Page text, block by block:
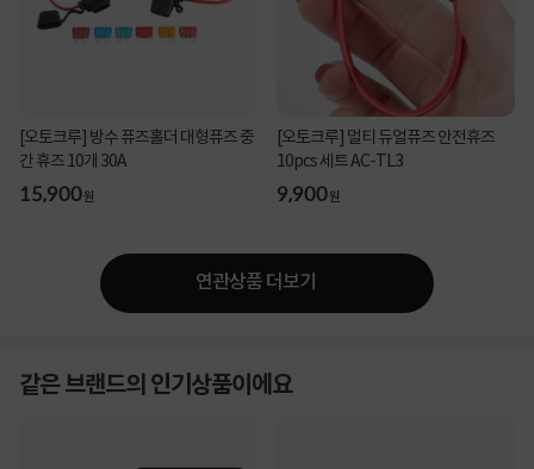
[오토크루] 방수 퓨즈홀더 대형퓨즈 중
간 휴즈 10개 30A
15,900원
[오토크루] 멀티 듀얼퓨즈 안전휴즈
10pcs 세트 AC-TL3
9,900원
연관상품 더보기
같은 브랜드의 인기상품이에요